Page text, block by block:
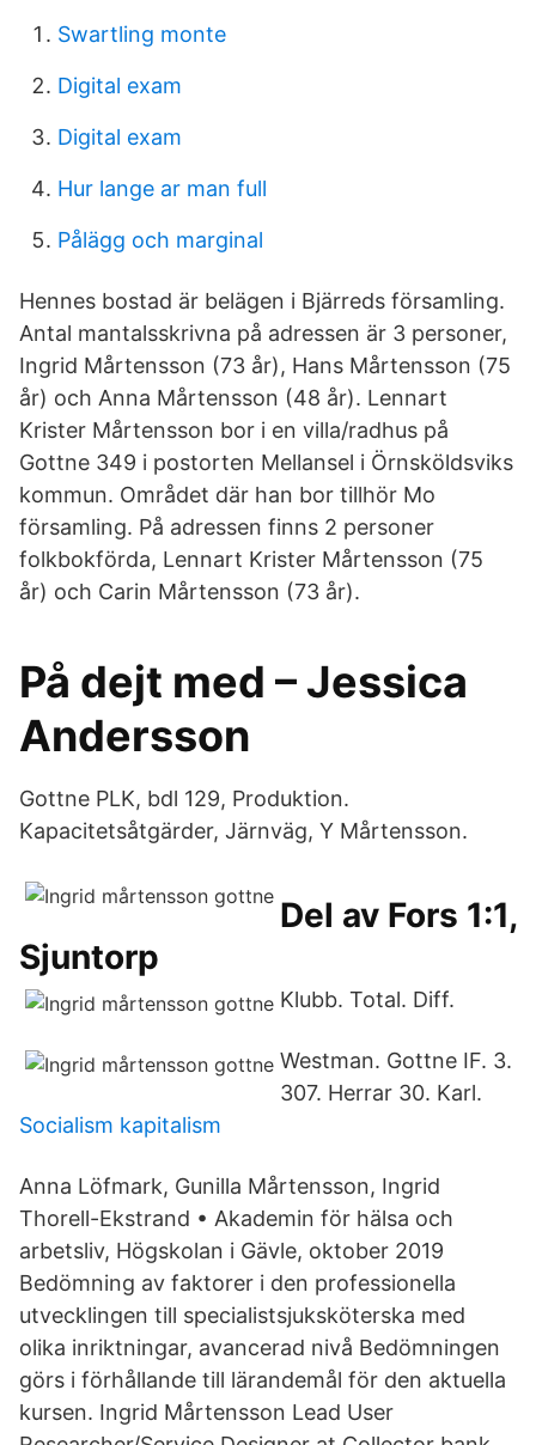
Swartling monte
Digital exam
Digital exam
Hur lange ar man full
Pålägg och marginal
Hennes bostad är belägen i Bjärreds församling.
Antal mantalsskrivna på adressen är 3 personer,
Ingrid Mårtensson (73 år), Hans Mårtensson (75
år) och Anna Mårtensson (48 år). Lennart
Krister Mårtensson bor i en villa/radhus på
Gottne 349 i postorten Mellansel i Örnsköldsviks
kommun. Området där han bor tillhör Mo
församling. På adressen finns 2 personer
folkbokförda, Lennart Krister Mårtensson (75
år) och Carin Mårtensson (73 år).
På dejt med – Jessica
Andersson
Gottne PLK, bdl 129, Produktion.
Kapacitetsåtgärder, Järnväg, Y Mårtensson.
Del av Fors 1:1,
Sjuntorp
Klubb. Total. Diff.
Westman. Gottne IF. 3.
307. Herrar 30. Karl.
Socialism kapitalism
Anna Löfmark, Gunilla Mårtensson, Ingrid
Thorell-Ekstrand • Akademin för hälsa och
arbetsliv, Högskolan i Gävle, oktober 2019
Bedömning av faktorer i den professionella
utvecklingen till specialistsjuksköterska med
olika inriktningar, avancerad nivå Bedömningen
görs i förhållande till lärandemål för den aktuella
kursen. Ingrid Mårtensson Lead User